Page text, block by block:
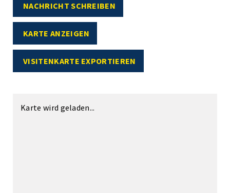
NACHRICHT SCHREIBEN
KARTE ANZEIGEN
VISITENKARTE EXPORTIEREN
Karte wird geladen...